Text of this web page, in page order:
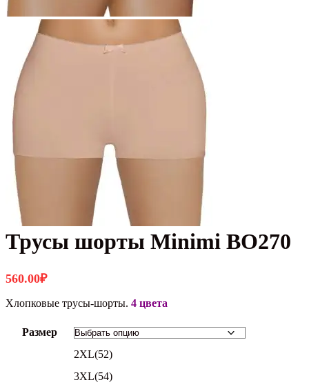
Трусы шорты Minimi BO270
560.00₽
Хлопковые трусы-шорты. 4 цвета
Размер
2XL(52)
3XL(54)